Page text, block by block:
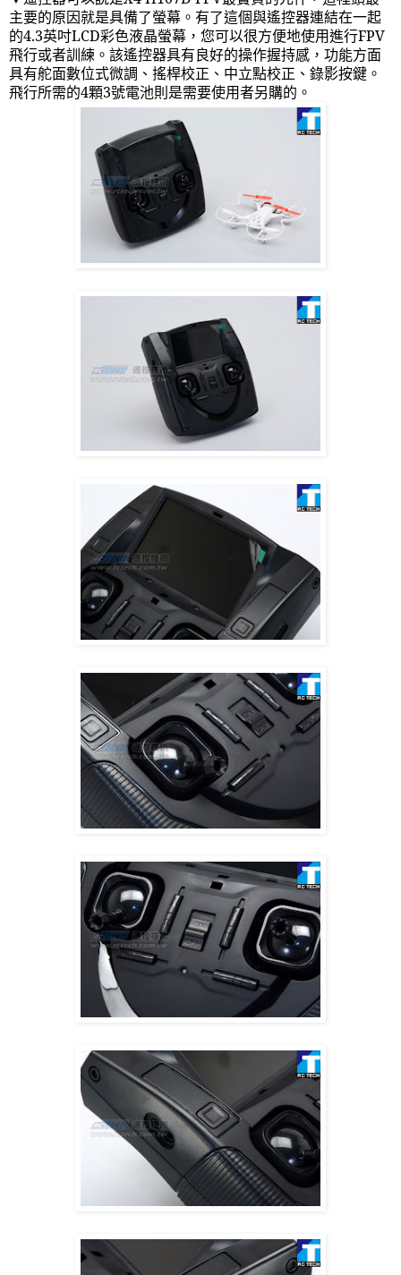
主要的原因就是具備了螢幕。有了這個與遙控器連結在一起
的4.3英吋LCD彩色液晶螢幕，您可以很方便地使用進行FPV
飛行或者訓練。該遙控器具有良好的操作握持感，功能方面
具有舵面數位式微調、搖桿校正、中立點校正、錄影按鍵。
飛行所需的4顆3號電池則是需要使用者另購的。